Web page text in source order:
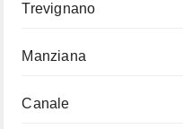
Trevignano
Manziana
Canale